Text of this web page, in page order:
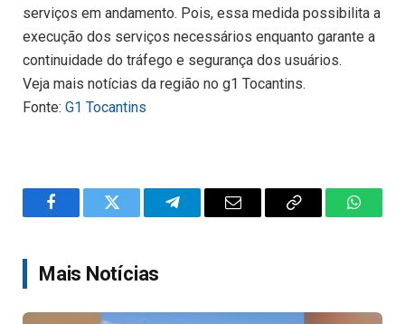
serviços em andamento. Pois, essa medida possibilita a
execução dos serviços necessários enquanto garante a
continuidade do tráfego e segurança dos usuários.
Veja mais notícias da região no g1 Tocantins.
Fonte: G1 Tocantins
FacebookTwitter TelegramEmail
Copy
Mais Notícias